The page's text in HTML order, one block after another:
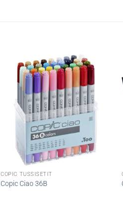
COPIC TUSSISETIT
Copic Ciao 36B